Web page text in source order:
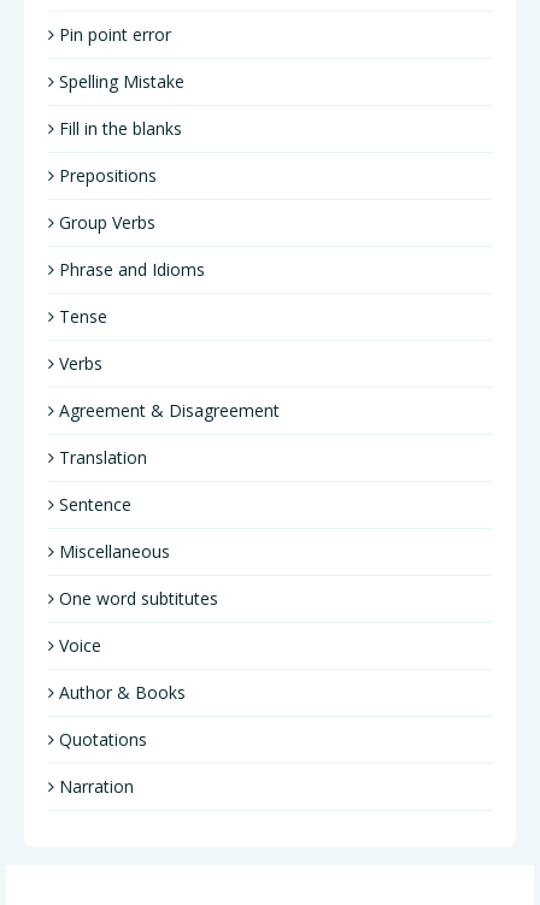
Pin point error
Spelling Mistake
Fill in the blanks
Prepositions
Group Verbs
Phrase and Idioms
Tense
Verbs
Agreement & Disagreement
Translation
Sentence
Miscellaneous
One word subtitutes
Voice
Author & Books
Quotations
Narration